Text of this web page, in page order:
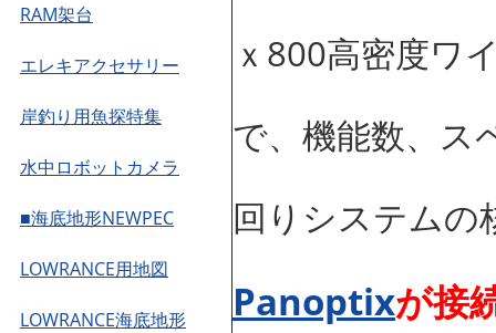
RAM架台
エレキアクセサリー
岸釣り用魚探特集
水中ロボットカメラ
■海底地形NEWPEC
LOWRANCE用地図
LOWRANCE海底地形
ｘ800高密度ワ
で、機能数、ス
回りシステムの
Panoptixが接